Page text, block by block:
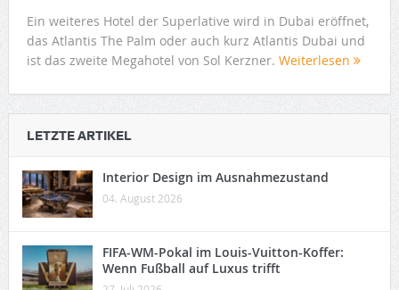
Ein weiteres Hotel der Superlative wird in Dubai eröffnet,
das Atlantis The Palm oder auch kurz Atlantis Dubai und
ist das zweite Megahotel von Sol Kerzner. Weiterlesen
LETZTE ARTIKEL
Interior Design im Ausnahmezustand
04. August 2026
FIFA-WM-Pokal im Louis-Vuitton-Koffer:
Wenn Fußball auf Luxus trifft